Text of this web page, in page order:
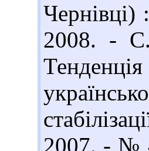
Чернівці)
2008. -
2007. - №